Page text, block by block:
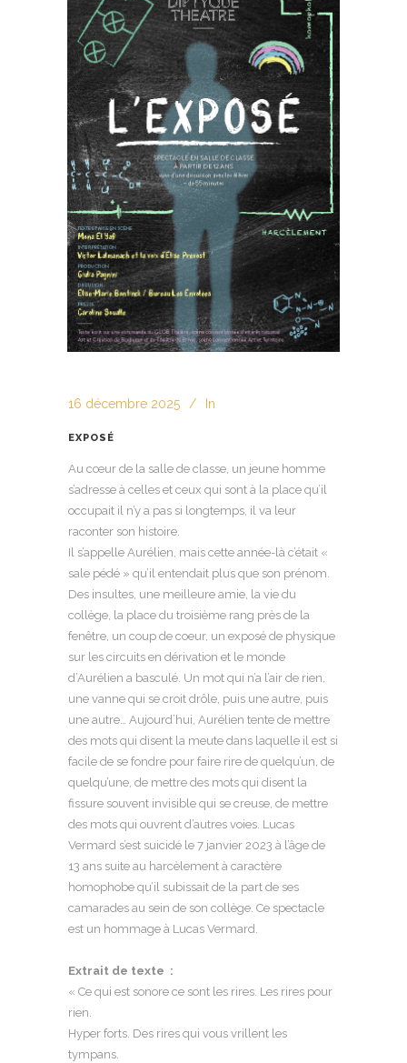
16 décembre 2025 In
EXPOSÉ
Au cœur de la salle de classe, un jeune homme
s’adresse à celles et ceux qui sont à la place qu’il
occupait il n’y a pas si longtemps, il va leur
raconter son histoire.
Il s’appelle Aurélien, mais cette année-là c’était «
sale pédé » qu’il entendait plus que son prénom.
Des insultes, une meilleure amie, la vie du
collège, la place du troisième rang près de la
fenêtre, un coup de coeur, un exposé de physique
sur les circuits en dérivation et le monde
d’Aurélien a basculé. Un mot qui n’a l’air de rien,
une vanne qui se croit drôle, puis une autre, puis
une autre… Aujourd’hui, Aurélien tente de mettre
des mots qui disent la meute dans laquelle il est si
facile de se fondre pour faire rire de quelqu’un, de
quelqu’une, de mettre des mots qui disent la
fissure souvent invisible qui se creuse, de mettre
des mots qui ouvrent d’autres voies. Lucas
Vermard s’est suicidé le 7 janvier 2023 à l’âge de
13 ans suite au harcèlement à caractère
homophobe qu’il subissait de la part de ses
camarades au sein de son collège. Ce spectacle
est un hommage à Lucas Vermard.
Extrait de texte :
« Ce qui est sonore ce sont les rires. Les rires pour
rien.
Hyper forts. Des rires qui vous vrillent les
tympans.